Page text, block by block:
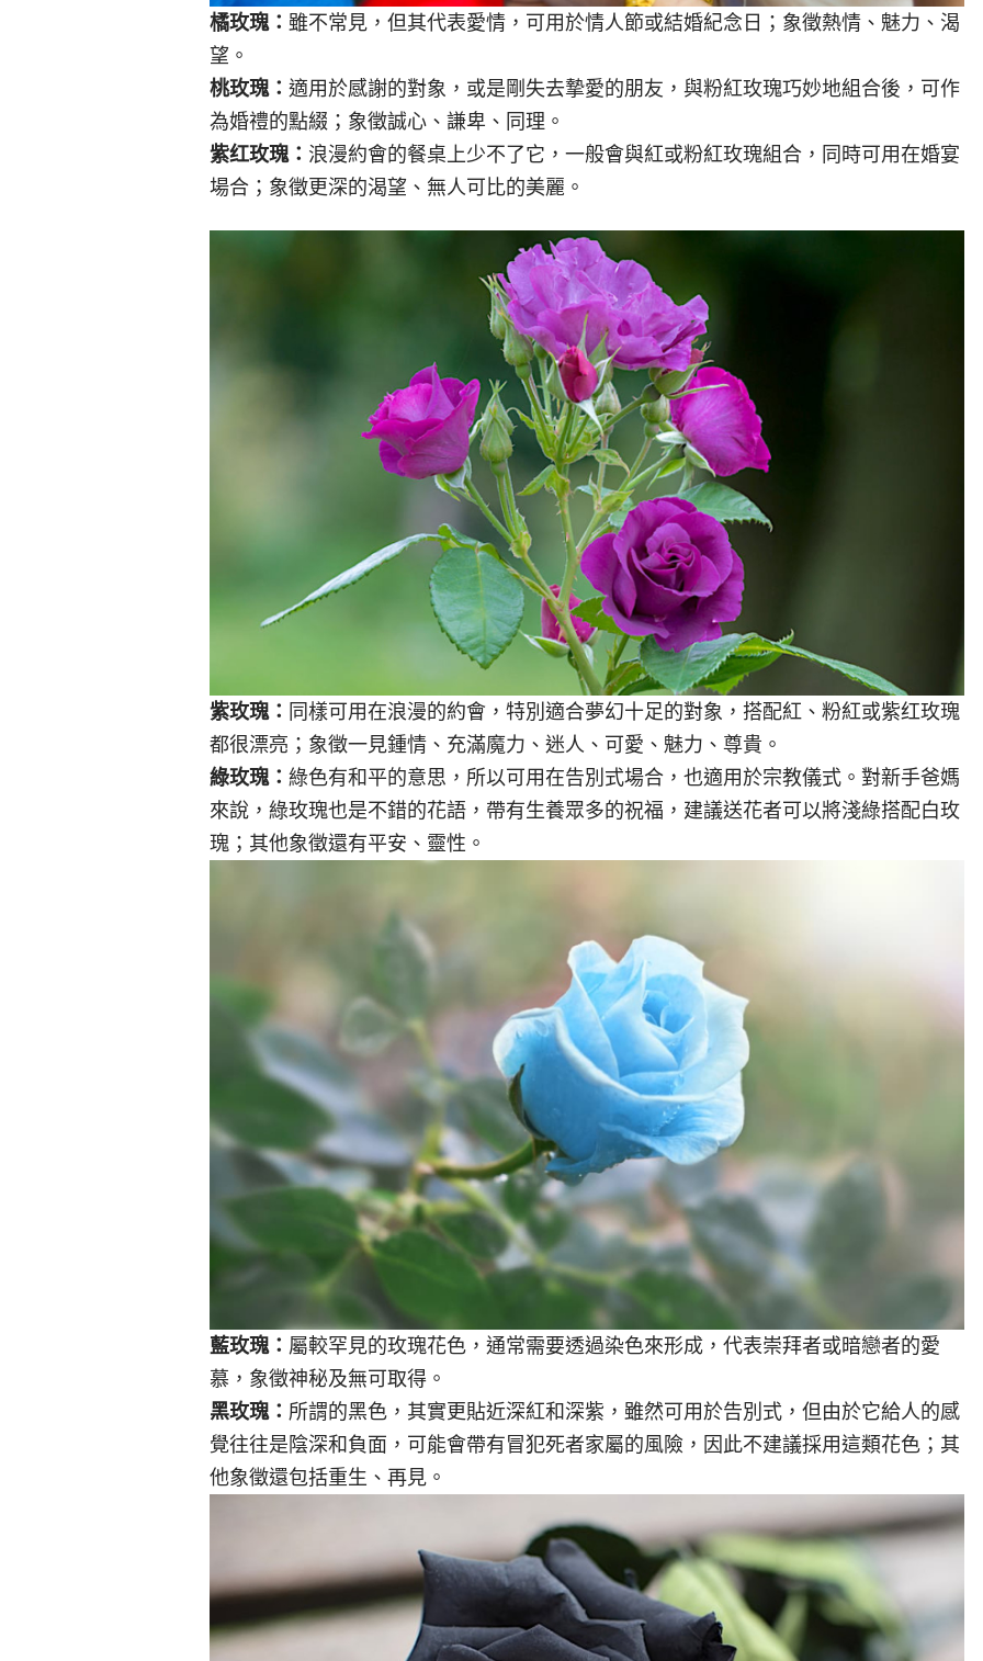
橘玫瑰： 雖不常見，但其代表愛情，可用於情人節或結婚紀念日；象徵熱情、魅力、渴
望。
桃玫瑰： 適用於感謝的對象，或是剛失去摯愛的朋友，與粉紅玫瑰巧妙地組合後，可作
為婚禮的點綴；象徵誠心、謙卑、同理。
紫红玫瑰： 浪漫約會的餐桌上少不了它，一般會與紅或粉紅玫瑰組合，同時可用在婚宴
場合；象徵更深的渴望、無人可比的美麗。
紫玫瑰： 同樣可用在浪漫的約會，特別適合夢幻十足的對象，搭配紅、粉紅或紫红玫瑰
都很漂亮；象徵一見鍾情、充滿魔力、迷人、可愛、魅力、尊貴。
綠玫瑰： 綠色有和平的意思，所以可用在告別式場合，也適用於宗教儀式。對新手爸媽
來說，綠玫瑰也是不錯的花語，帶有生養眾多的祝福，建議送花者可以將淺綠搭配白玫
瑰；其他象徵還有平安、靈性。
藍玫瑰： 屬較罕見的玫瑰花色，通常需要透過染色來形成，代表崇拜者或暗戀者的愛
慕，象徵神秘及無可取得。
黑玫瑰： 所謂的黑色，其實更貼近深紅和深紫，雖然可用於告別式，但由於它給人的感
覺往往是陰深和負面，可能會帶有冒犯死者家屬的風險，因此不建議採用這類花色；其
他象徵還包括重生、再見。